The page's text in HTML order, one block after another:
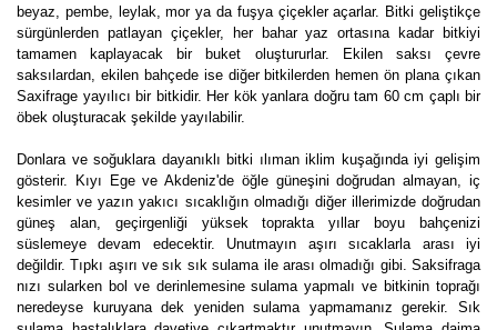
beyaz, pembe, leylak, mor ya da fuşya çiçekler açarlar. Bitki geliştikçe
sürgünlerden patlayan çiçekler, her bahar yaz ortasına kadar bitkiyi
tamamen kaplayacak bir buket oluştururlar. Ekilen saksı çevre
saksılardan, ekilen bahçede ise diğer bitkilerden hemen ön plana çıkan
Saxifrage yayılıcı bir bitkidir. Her kök yanlara doğru tam 60 cm çaplı bir
öbek oluşturacak şekilde yayılabilir.
Donlara ve soğuklara dayanıklı bitki ılıman iklim kuşağında iyi gelişim
gösterir. Kıyı Ege ve Akdeniz'de öğle güneşini doğrudan almayan, iç
kesimler ve yazın yakıcı sıcaklığın olmadığı diğer illerimizde doğrudan
güneş alan, geçirgenliği yüksek toprakta yıllar boyu bahçenizi
süslemeye devam edecektir. Unutmayın aşırı sıcaklarla arası iyi
değildir. Tıpkı aşırı ve sık sık sulama ile arası olmadığı gibi. Saksifraga
nızı sularken bol ve derinlemesine sulama yapmalı ve bitkinin toprağı
neredeyse kuruyana dek yeniden sulama yapmamanız gerekir. Sık